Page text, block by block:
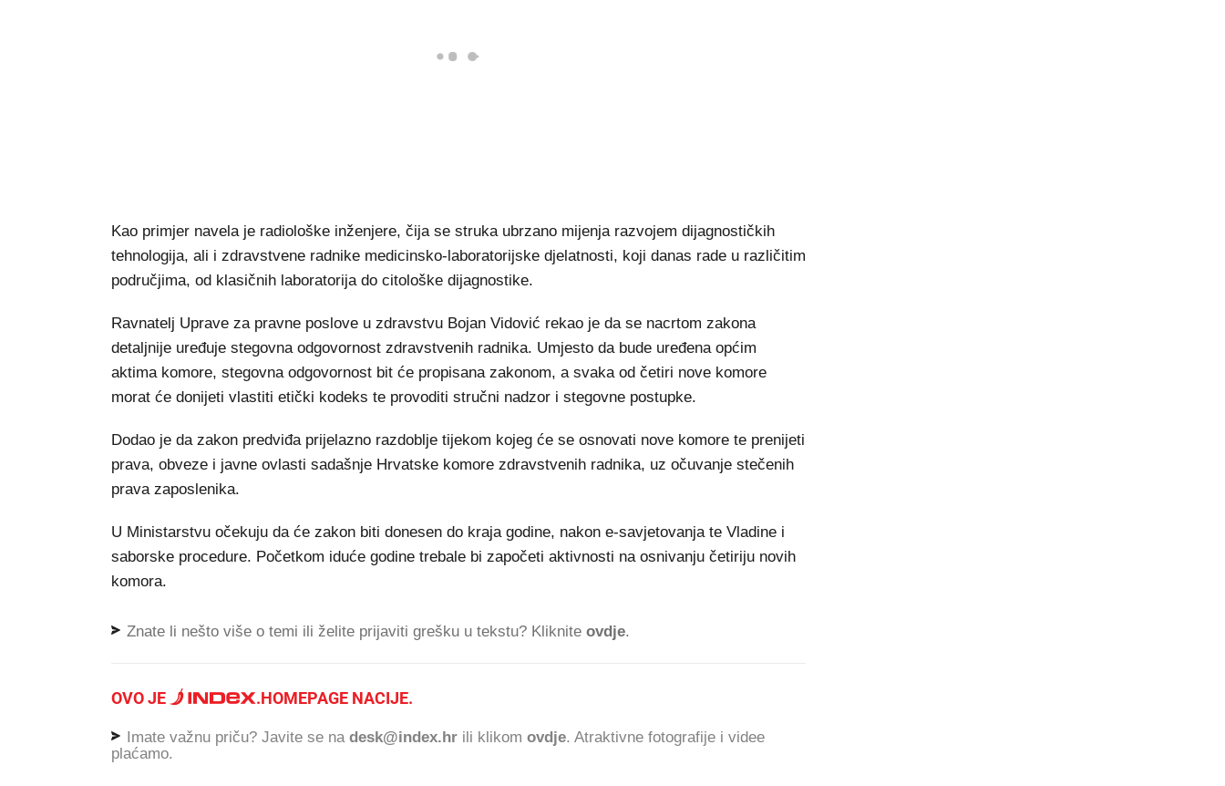
Kao primjer navela je radiološke inženjere, čija se struka ubrzano mijenja razvojem dijagnostičkih
tehnologija, ali i zdravstvene radnike medicinsko-laboratorijske djelatnosti, koji danas rade u različitim
područjima, od klasičnih laboratorija do citološke dijagnostike.
Ravnatelj Uprave za pravne poslove u zdravstvu Bojan Vidović rekao je da se nacrtom zakona
detaljnije uređuje stegovna odgovornost zdravstvenih radnika. Umjesto da bude uređena općim
aktima komore, stegovna odgovornost bit će propisana zakonom, a svaka od četiri nove komore
morat će donijeti vlastiti etički kodeks te provoditi stručni nadzor i stegovne postupke.
Dodao je da zakon predviđa prijelazno razdoblje tijekom kojeg će se osnovati nove komore te prenijeti
prava, obveze i javne ovlasti sadašnje Hrvatske komore zdravstvenih radnika, uz očuvanje stečenih
prava zaposlenika.
U Ministarstvu očekuju da će zakon biti donesen do kraja godine, nakon e-savjetovanja te Vladine i
saborske procedure. Početkom iduće godine trebale bi započeti aktivnosti na osnivanju četiriju novih
komora.
Znate li nešto više o temi ili želite prijaviti grešku u tekstu? Kliknite ovdje.
OVO JE .HOMEPAGE NACIJE.
Imate važnu priču? Javite se na desk@index.hr ili klikom ovdje. Atraktivne fotografije i videe
plaćamo.